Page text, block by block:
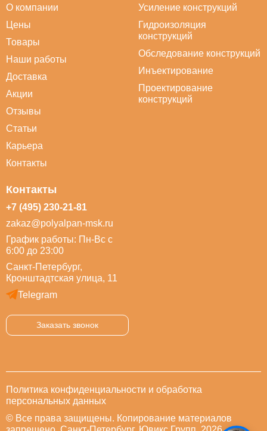
О компании
Цены
Товары
Наши работы
Доставка
Акции
Отзывы
Статьи
Карьера
Контакты
Усиление конструкций
Гидроизоляция
конструкций
Обследование конструкций
Инъектирование
Проектирование
конструкций
Контакты
+7 (495) 230-21-81
zakaz@polyalpan-msk.ru
График работы: Пн-Вс с
6:00 до 23:00
Санкт-Петербург,
Кронштадтская улица, 11
Telegram
Заказать звонок
Политика конфиденциальности и обработка
персональных данных
© Все права защищены. Копирование материалов